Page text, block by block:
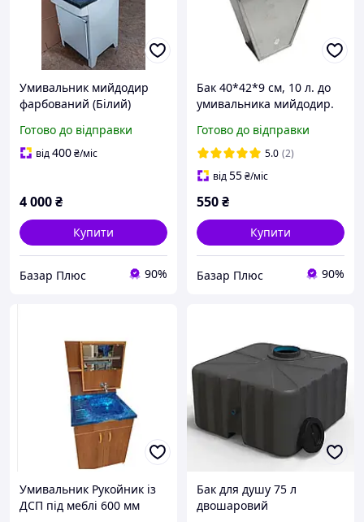
Умивальник мийдодир
фарбований (Білий)
Готово до відправки
від400₴/міс
4 000₴
Купити
Базар Плюс 90%
Бак 40*42*9 см, 10 л. до
умивальника мийдодир.
Готово до відправки
5.0 (2)
від55₴/міс
550₴
Купити
Базар Плюс 90%
Умивальник Рукойник із
ДСП під меблі 600 мм
Бак для душу 75 л
двошаровий